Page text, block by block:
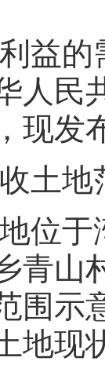
的需
人民
现发
地
于湾
青山
围
地现